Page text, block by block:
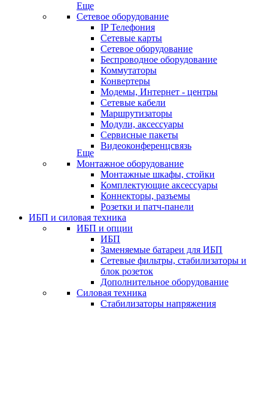
Еще
Сетевое оборудование
IP Телефония
Сетевые карты
Сетевое оборудование
Беспроводное оборудование
Коммутаторы
Конвертеры
Модемы, Интернет - центры
Сетевые кабели
Маршрутизаторы
Модули, аксессуары
Сервисные пакеты
Видеоконференцсвязь
Еще
Монтажное оборудование
Монтажные шкафы, стойки
Комплектующие аксессуары
Коннекторы, разъемы
Розетки и патч-панели
ИБП и силовая техника
ИБП и опции
ИБП
Заменяемые батареи для ИБП
Сетевые фильтры, стабилизаторы и
блок розеток
Дополнительное оборудование
Силовая техника
Стабилизаторы напряжения